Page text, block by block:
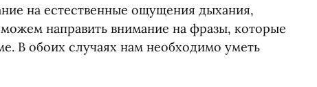
на естественные ощущения дыхания,
направить внимание на фразы, которые
В обоих случаях нам необходимо уметь